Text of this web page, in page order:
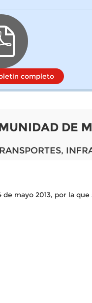
completo
DE
de mayo 2013, por la